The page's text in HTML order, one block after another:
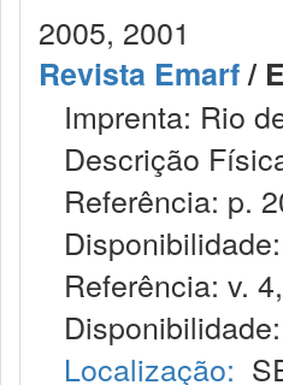
2005, 2001
Revista Emarf/
Imprenta: Rio
Descrição
Referência: p.
Disponibilidade:
Referência: v.
Disponibilidade:
Localização: